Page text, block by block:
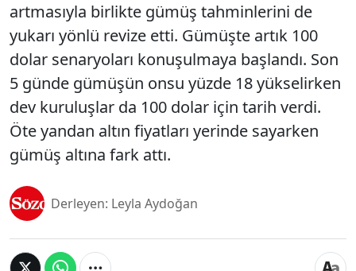
artmasıyla birlikte gümüş tahminlerini de
yukarı yönlü revize etti. Gümüşte artık 100
dolar senaryoları konuşulmaya başlandı. Son
5 günde gümüşün onsu yüzde 18 yükselirken
dev kuruluşlar da 100 dolar için tarih verdi.
Öte yandan altın fiyatları yerinde sayarken
gümüş altına fark attı.
Derleyen: Leyla Aydoğan